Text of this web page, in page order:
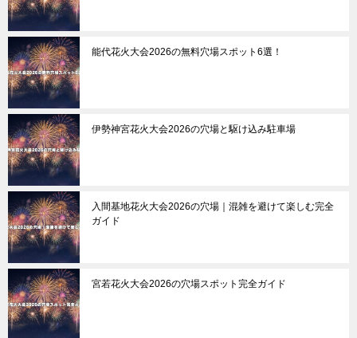
能代花火大会2026の無料穴場スポット6選！
伊勢神宮花火大会2026の穴場と駆け込み駐車場
入間基地花火大会2026の穴場｜混雑を避けて楽しむ完全
ガイド
宮若花火大会2026の穴場スポット完全ガイド